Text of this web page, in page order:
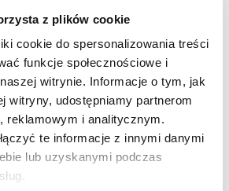
z plików cookie
cookie do spersonalizowania treści
funkcje społecznościowe i
witrynie. Informacje o tym, jak
witryny, udostępniamy partnerom
reklamowym i analitycznym.
te informacje z innymi danymi
lub uzyskanymi podczas
Tylko okularów
I bez nich byłam wstanie
moje łóżko. I że obok leżało
Jeden po mojej prawicy,
również w pełnym
w przebraniu strusia. Ból
gwałtownie i pewno
gdyby nie przebłysk